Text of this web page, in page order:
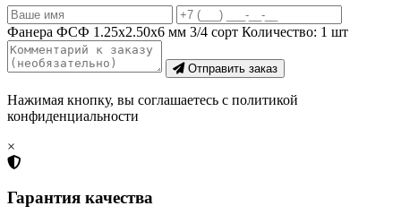
Фанера ФСФ 1.25х2.50х6 мм 3/4 сорт Количество: 1 шт
Отправить заказ
Нажимая кнопку, вы соглашаетесь с политикой
конфиденциальности
×
Гарантия качества